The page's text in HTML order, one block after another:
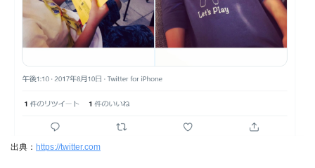
出典： https://twitter.com